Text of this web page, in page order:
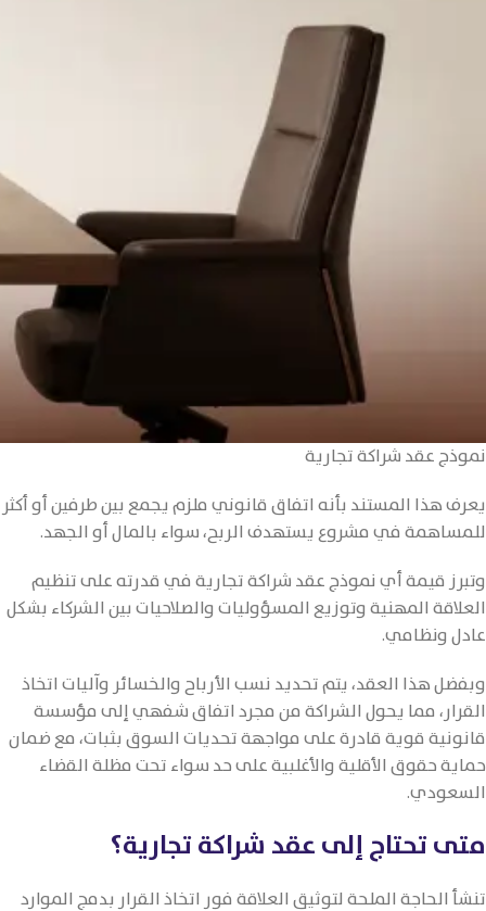
نموذج عقد شراكة تجارية
يعرف هذا المستند بأنه اتفاق قانوني ملزم يجمع بين طرفين أو أكثر
للمساهمة في مشروع يستهدف الربح، سواء بالمال أو الجهد.
وتبرز قيمة أي نموذج عقد شراكة تجارية في قدرته على تنظيم
العلاقة المهنية وتوزيع المسؤوليات والصلاحيات بين الشركاء بشكل
عادل ونظامي.
وبفضل هذا العقد، يتم تحديد نسب الأرباح والخسائر وآليات اتخاذ
القرار، مما يحول الشراكة من مجرد اتفاق شفهي إلى مؤسسة
قانونية قوية قادرة على مواجهة تحديات السوق بثبات، مع ضمان
حماية حقوق الأقلية والأغلبية على حد سواء تحت مظلة القضاء
السعودي.
متى تحتاج إلى عقد شراكة تجارية؟
تنشأ الحاجة الملحة لتوثيق العلاقة فور اتخاذ القرار بدمج الموارد